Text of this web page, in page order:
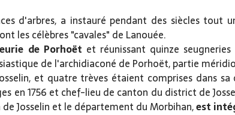
d'arbres, a instauré pendant des siècles
les célèbres "cavales" de Lanouée.
de Porhoët et réunissant quinze
de l'archidiaconé de Porhoët, partie
et quatre trèves étaient comprises dans
en 1756 et chef-lieu de canton du district de
Josselin et le département du Morbihan,est